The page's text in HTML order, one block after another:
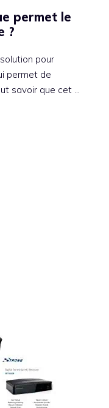
permet le
?
pour
permet de
savoir que cet …